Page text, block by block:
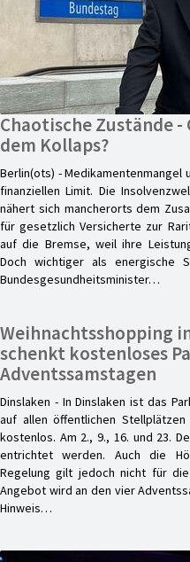
Chaotische Zustände
dem Kollaps?
Berlin(ots) - Medikamentenmangel
finanziellen Limit. Die
nähert sich mancherorts dem
für gesetzlich Versicherte zur
auf die Bremse, weil ihre
Doch wichtiger als energische
Bundesgesundheitsminister…
Weihnachtsshopping
schenkt kostenloses
Adventssamstagen
Dinslaken - In Dinslaken ist das
auf allen öffentlichen
kostenlos. Am 2., 9., 16. und 23.
entrichtet werden. Auch die
Regelung gilt jedoch nicht für
Angebot wird an den vier
Hinweis…